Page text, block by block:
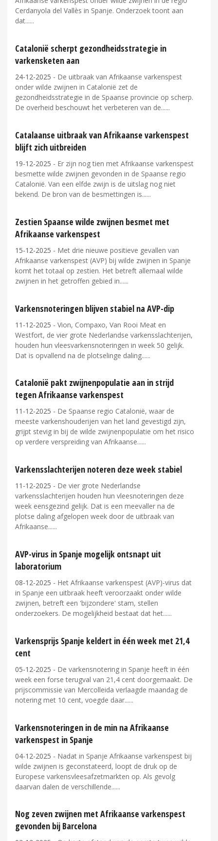
Cerdanyola del Vallès in Spanje. Onderzoek toont aan
dat...
Catalonië scherpt gezondheidsstrategie in
varkensketen aan
24-12-2025 - De uitbraak van Afrikaanse varkenspest
onder wilde zwijnen in Catalonië zet de
gezondheidsstrategie in de Spaanse provincie op scherp.
De overheid beschouwt het verbeteren van de...
Catalaanse uitbraak van Afrikaanse varkenspest
blijft zich uitbreiden
19-12-2025 - Er zijn nog tien met Afrikaanse varkenspest
besmette wilde zwijnen gevonden in de Spaanse regio
Catalonië. Van een elfde zwijn is de uitslag nog niet
bekend. De bron van de besmettingen is...
Zestien Spaanse wilde zwijnen besmet met
Afrikaanse varkenspest
15-12-2025 - Met drie nieuwe positieve gevallen van
Afrikaanse varkenspest (AVP) bij wilde zwijnen in Spanje
komt het totaal op zestien. Het betreft allemaal wilde
zwijnen in het getroffen gebied in...
Varkensnoteringen blijven stabiel na AVP-dip
11-12-2025 - Vion, Compaxo, Van Rooi Meat en
Westfort, de vier grote Nederlandse varkensslachterijen,
houden hun vleesvarkensnoteringen in week 50 gelijk.
Dat is opvallend na de plotselinge daling...
Catalonië pakt zwijnenpopulatie aan in strijd
tegen Afrikaanse varkenspest
11-12-2025 - De Spaanse regio Catalonië, waar de
meeste varkenshouderijen van het land gevestigd zijn,
grijpt stevig in bij de wilde zwijnenpopulatie om het risico
op verdere verspreiding van Afrikaanse...
Varkensslachterijen noteren deze week stabiel
11-12-2025 - De vier grote Nederlandse
varkensslachterijen houden hun vleesnoteringen deze
week eensgezind gelijk. Dat is een meevaller na de
plotse daling afgelopen week door de uitbraak van
Afrikaanse...
AVP-virus in Spanje mogelijk ontsnapt uit
laboratorium
08-12-2025 - Het Afrikaanse varkenspest (AVP)-virus dat
in Spanje een uitbraak heeft veroorzaakt onder wilde
zwijnen, betreft een 'bijzondere' stam, stellen
onderzoekers. De mogelijkheid bestaat dat het...
Varkensprijs Spanje keldert in één week met 21,4
cent
05-12-2025 - De varkensnotering in Spanje heeft in één
week een forse terugval van 21,4 cent doorgemaakt. De
prijscommissie van Mercolleida verlaagde maandag de
notering met 10 cent, voegde daar...
Varkensnoteringen in de min na Afrikaanse
varkenspest in Spanje
04-12-2025 - Nadat in Spanje Afrikaanse varkenspest bij
wilde zwijnen is geconstateerd, loopt de druk op de
Europese varkensvleesafzetmarkten op. Als gevolg
daarvan dalen de verschillende...
Nog zeven zwijnen met Afrikaanse varkenspest
gevonden bij Barcelona